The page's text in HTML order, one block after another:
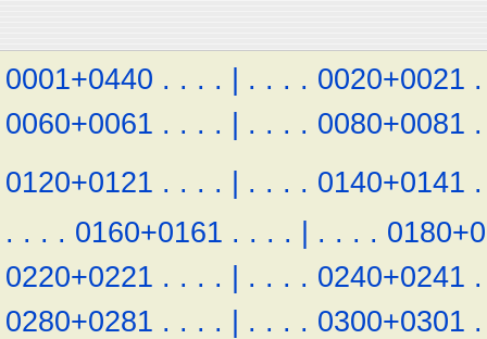
0001+0440 . . . . | . . . . 0020+0021 .
0060+0061 . . . . | . . . . 0080+0081 .
0120+0121 . . . . | . . . . 0140+0141 .
. . . . 0160+0161 . . . . | . . . .
0220+0221 . . . . | . . . . 0240+0241 .
0280+0281 . . . . | . . . . 0300+0301 .